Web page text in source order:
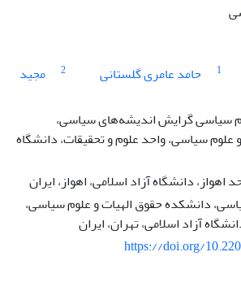
1 حامد عامری گلستانی 2
مجید
سیاسی گرایش اندیشه‌های سیاسی،
سیاسی، واحد علوم و تحقیقات، دانشگاه
دانشگاه آزاد اسلامی، اهواز، ایران
دانشکده حقوق الهیات و علوم سیاسی،
آزاد اسلامی، تهران، ایران
https://doi.org/